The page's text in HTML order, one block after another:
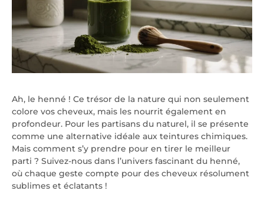
Ah, le henné ! Ce trésor de la nature qui non seulement
colore vos cheveux, mais les nourrit également en
profondeur. Pour les partisans du naturel, il se présente
comme une alternative idéale aux teintures chimiques.
Mais comment s’y prendre pour en tirer le meilleur
parti ? Suivez-nous dans l’univers fascinant du henné,
où chaque geste compte pour des cheveux résolument
sublimes et éclatants !